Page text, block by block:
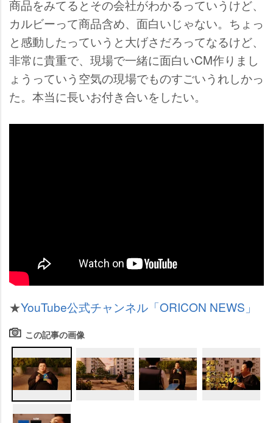
商品をみてるとその会社がわかるっていうけど、
カルビーって商品含め、面白いじゃない。ちょっ
と感動したっていうと大げさだろってなるけど、
非常に貴重で、現場で一緒に面白いCM作りまし
ょうっていう空気の現場でものすごいうれしかっ
た。本当に長いお付き合いをしたい。
★YouTube公式チャンネル「ORICON NEWS」
この記事の画像